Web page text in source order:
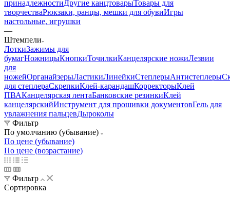
принадлежностиДругие канцтоварыТовары для
творчестваРюкзаки, ранцы, мешки для обувиИгры
настольные, игрушки
—
Штемпели
ЛоткиЗажимы для
бумагНожницыКнопкиТочилкиКанцелярские ножиЛезвии
для
ножейОрганайзерыЛастикиЛинейкиСтеплерыАнтистеплеры
для степлераСкрепкиКлей-карандашКорректорыКлей
ПВАКанцелярская лентаБанковские резинкиКлей
канцелярскийИнструмент для прошивки документовГель для
увлажнения пальцевДыроколы
Фильтр
По умолчанию (убывание)
По цене (убывание)
По цене (возрастание)
Фильтр
Сортировка